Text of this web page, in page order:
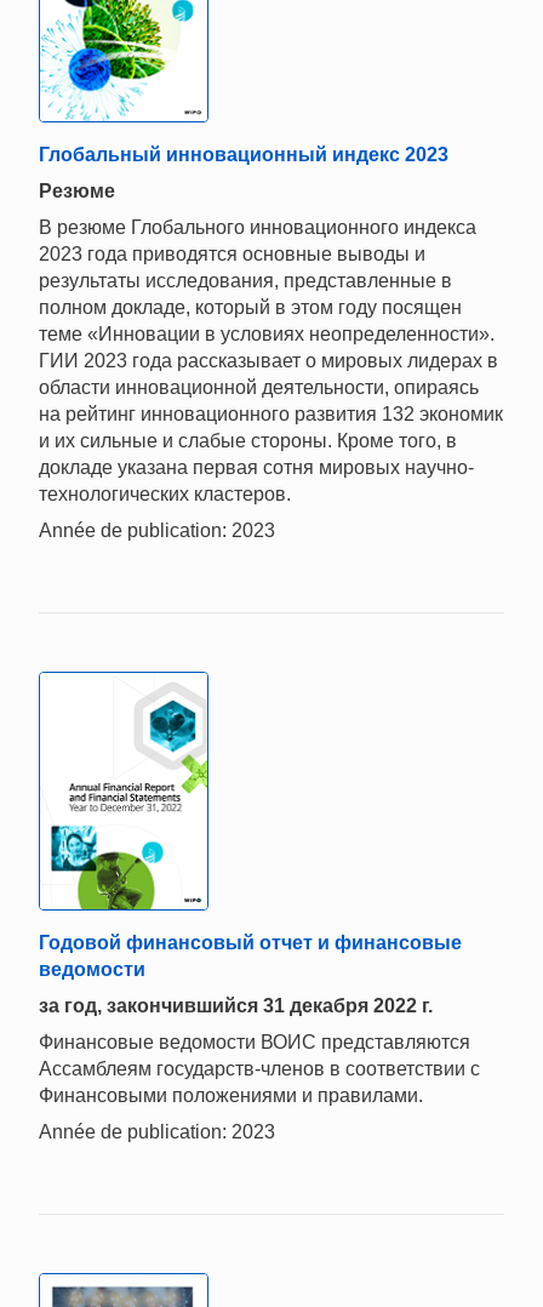
Глобальный инновационный индекс 2023
Резюме
В резюме Глобального инновационного индекса
2023 года приводятся основные выводы и
результаты исследования, представленные в
полном докладе, который в этом году посящен
теме «Инновации в условиях неопределенности».
ГИИ 2023 года рассказывает о мировых лидерах в
области инновационной деятельности, опираясь
на рейтинг инновационного развития 132 экономик
и их сильные и слабые стороны. Кроме того, в
докладе указана первая сотня мировых научно-
технологических кластеров.
Année de publication: 2023
Годовой финансовый отчет и финансовые
ведомости
за год, закончившийся 31 декабря 2022 г.
Финансовые ведомости ВОИС представляются
Ассамблеям государств-членов в соответствии с
Финансовыми положениями и правилами.
Année de publication: 2023